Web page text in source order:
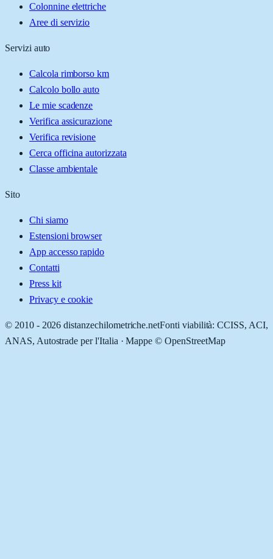
Colonnine elettriche
Aree di servizio
Servizi auto
Calcola rimborso km
Calcolo bollo auto
Le mie scadenze
Verifica assicurazione
Verifica revisione
Cerca officina autorizzata
Classe ambientale
Sito
Chi siamo
Estensioni browser
App accesso rapido
Contatti
Press kit
Privacy e cookie
© 2010 - 2026 distanzechilometriche.netFonti viabilità: CCISS, ACI,
ANAS, Autostrade per l'Italia · Mappe © OpenStreetMap